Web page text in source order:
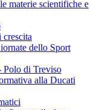
materie scientifiche e
dello Sport
di Treviso
alla Ducati